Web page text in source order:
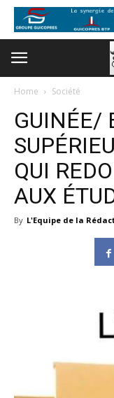
Home Société
GUINÉE/
QUI
AUX
By L'Equipe de la